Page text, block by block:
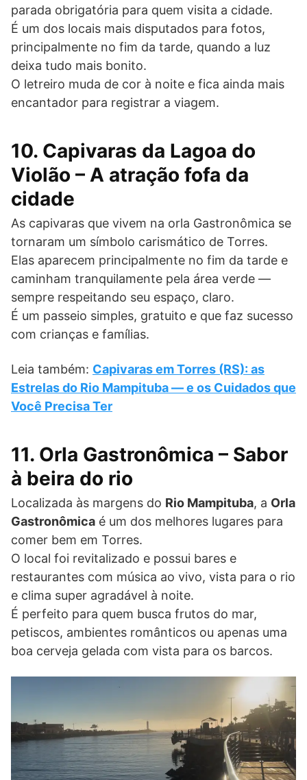
parada obrigatória para quem visita a cidade.
É um dos locais mais disputados para fotos,
principalmente no fim da tarde, quando a luz
deixa tudo mais bonito.
O letreiro muda de cor à noite e fica ainda mais
encantador para registrar a viagem.
10. Capivaras da Lagoa do
Violão – A atração fofa da
cidade
As capivaras que vivem na orla Gastronômica se
tornaram um símbolo carismático de Torres.
Elas aparecem principalmente no fim da tarde e
caminham tranquilamente pela área verde —
sempre respeitando seu espaço, claro.
É um passeio simples, gratuito e que faz sucesso
com crianças e famílias.
Leia também: Capivaras em Torres (RS): as
Estrelas do Rio Mampituba — e os Cuidados que
Você Precisa Ter
11. Orla Gastronômica – Sabor
à beira do rio
Localizada às margens do Rio Mampituba, a Orla
Gastronômica é um dos melhores lugares para
comer bem em Torres.
O local foi revitalizado e possui bares e
restaurantes com música ao vivo, vista para o rio
e clima super agradável à noite.
É perfeito para quem busca frutos do mar,
petiscos, ambientes românticos ou apenas uma
boa cerveja gelada com vista para os barcos.